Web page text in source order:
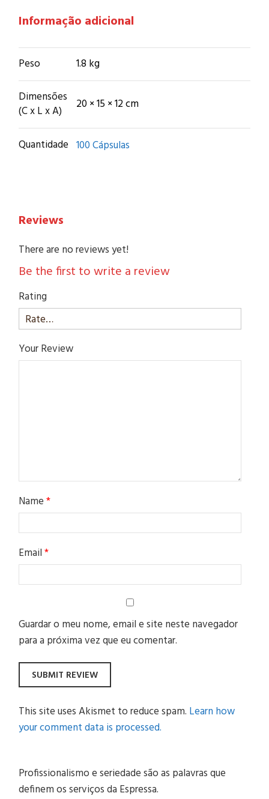
Informação adicional
Peso 1.8 kg
Dimensões
(C x L x A)
20 × 15 × 12 cm
Quantidade 100 Cápsulas
Reviews
There are no reviews yet!
Be the first to write a review
Rating
Your Review
Name*
Email*
Guardar o meu nome, email e site neste navegador
para a próxima vez que eu comentar.
This site uses Akismet to reduce spam. Learn how
your comment data is processed.
Profissionalismo e seriedade são as palavras que
definem os serviços da Espressa.